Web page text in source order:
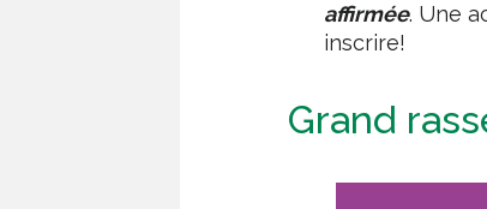
affirmée. Une
inscrire!
Grand